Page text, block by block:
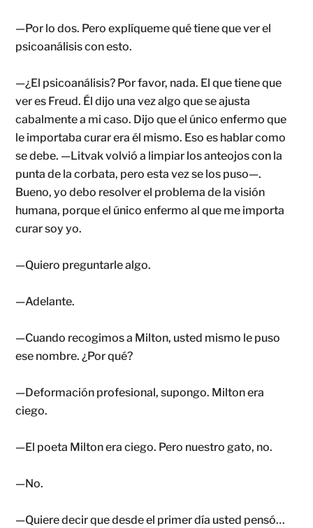
—Por lo dos. Pero explíqueme qué tiene que ver el
psicoanálisis con esto.
—¿El psicoanálisis? Por favor, nada. El que tiene que
ver es Freud. Él dijo una vez algo que se ajusta
cabalmente a mi caso. Dijo que el único enfermo que
le importaba curar era él mismo. Eso es hablar como
se debe. —Litvak volvió a limpiar los anteojos con la
punta de la corbata, pero esta vez se los puso—.
Bueno, yo debo resolver el problema de la visión
humana, porque el único enfermo al que me importa
curar soy yo.
—Quiero preguntarle algo.
—Adelante.
—Cuando recogimos a Milton, usted mismo le puso
ese nombre. ¿Por qué?
—Deformación profesional, supongo. Milton era
ciego.
—El poeta Milton era ciego. Pero nuestro gato, no.
—No.
—Quiere decir que desde el primer día usted pensó…